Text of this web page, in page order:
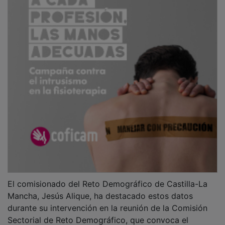
Mancha, Jesús Alique, ha destacado estos datos
durante su intervención en la reunión de la Comisión
Sectorial de Reto Demográfico, que convoca el